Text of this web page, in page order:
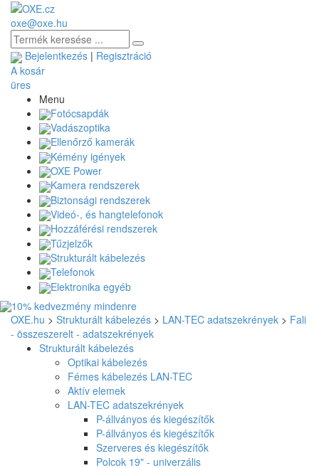
oxe@oxe.hu
Bejelentkezés | Regisztráció
A kosár
üres
Menu
Fotócsapdák
Vadászoptika
Ellenőrző kamerák
Kémény igények
OXE Power
Kamera rendszerek
Biztonsági rendszerek
Videó-, és hangtelefonok
Hozzáférési rendszerek
Tűzjelzők
Strukturált kábelezés
Telefonok
Elektronika egyéb
OXE.hu > Strukturált kábelezés > LAN-TEC adatszekrények > Fali
- összeszerelt - adatszekrények
Strukturált kábelezés
Optikai kábelezés
Fémes kábelezés LAN-TEC
Aktív elemek
LAN-TEC adatszekrények
P-állványos és kiegészítők
P-állványos és kiegészítők
Szerveres és kiegészítők
Polcok 19" - univerzális